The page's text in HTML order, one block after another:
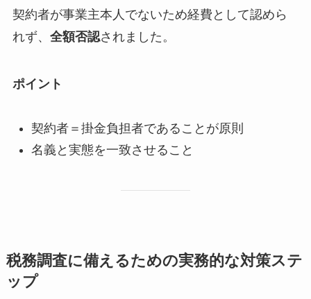
契約者が事業主本人でないため経費として認めら
れず、 全額否認されました。
ポイント
契約者＝掛金負担者であることが原則
名義と実態を一致させること
税務調査に備えるための実務的な対策ステ
ップ